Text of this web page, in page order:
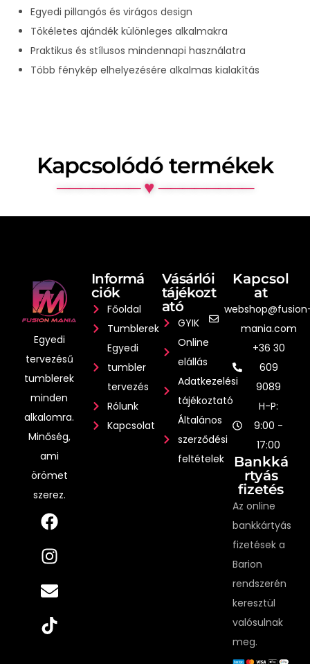
Egyedi pillangós és virágos design
Tökéletes ajándék különleges alkalmakra
Praktikus és stílusos mindennapi használatra
Több fénykép elhelyezésére alkalmas kialakítás
Kapcsolódó termékek
─────── ♥ ────────
Egyedi
tervezésű
tumblerek
minden
alkalomra.
Minőség,
ami
örömet
szerez.
Informá
ciók
Főoldal
Tumblerek
Egyedi
tumbler
tervezés
Rólunk
Kapcsolat
Vásárlói
tájékozt
ató
GYIK
Online
elállás
Adatkezelési
tájékoztató
Általános
szerződési
feltételek
Kapcsol
at
mania.com
+36 30
609
9089
H-P:
9:00 -
17:00
Bankká
rtyás
fizetés
Az online
bankkártyás
fizetések a
Barion
rendszerén
keresztül
valósulnak
meg.